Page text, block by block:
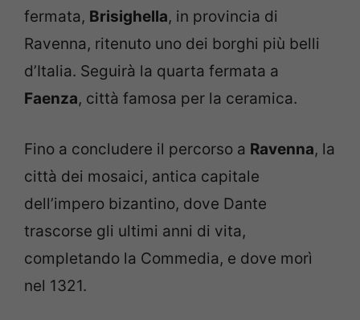
fermata, Brisighella, in provincia di
Ravenna, ritenuto uno dei borghi più belli
d’Italia. Seguirà la quarta fermata a
Faenza, città famosa per la ceramica.
Fino a concludere il percorso a Ravenna, la
città dei mosaici, antica capitale
dell’impero bizantino, dove Dante
trascorse gli ultimi anni di vita,
completando la Commedia, e dove morì
nel 1321.